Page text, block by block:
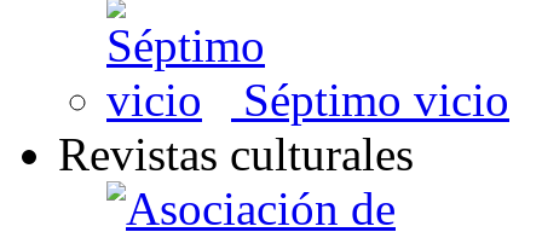
Séptimo vicio
Revistas culturales